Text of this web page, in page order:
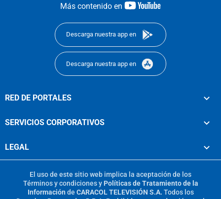
Más contenido en
youtube-
Descarga nuestra app en
Descarga nuestra app en
RED DE PORTALES
SERVICIOS CORPORATIVOS
LEGAL
El uso de este sitio web implica la aceptación de los
Términos y condicionesy Políticas de Tratamiento de la
Información de CARACOL TELEVISIÓN S.A. Todos los